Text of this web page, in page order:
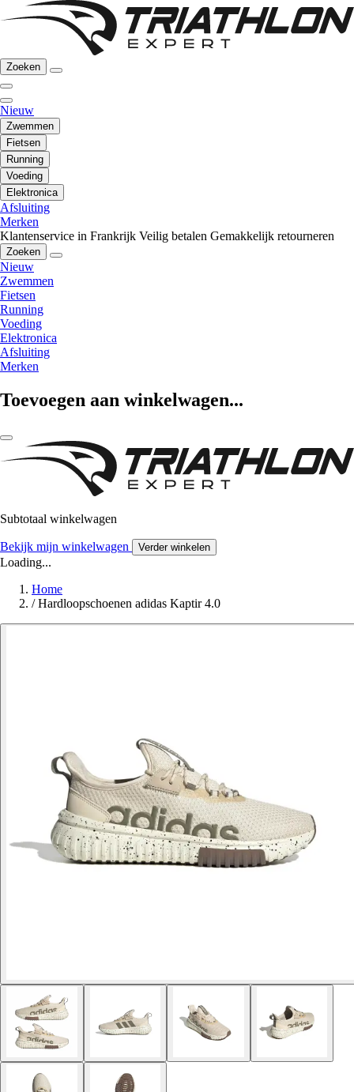
Zoeken
Nieuw
Zwemmen
Fietsen
Running
Voeding
Elektronica
Afsluiting
Merken
Klantenservice in Frankrijk Veilig betalen Gemakkelijk retourneren
Zoeken
Nieuw
Zwemmen
Fietsen
Running
Voeding
Elektronica
Afsluiting
Merken
Toevoegen aan winkelwagen...
Subtotaal winkelwagen
Bekijk mijn winkelwagen Verder winkelen
Loading...
Home
/ Hardloopschoenen adidas Kaptir 4.0